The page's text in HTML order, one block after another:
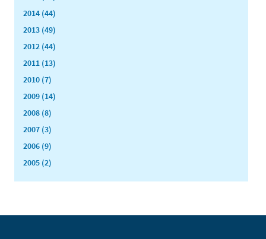
2014 (44)
2013 (49)
2012 (44)
2011 (13)
2010 (7)
2009 (14)
2008 (8)
2007 (3)
2006 (9)
2005 (2)